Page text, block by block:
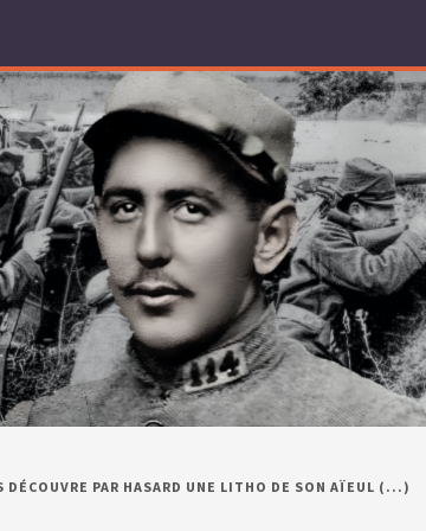
DÉCOUVRE PAR HASARD UNE LITHO DE SON AÏEUL (...)